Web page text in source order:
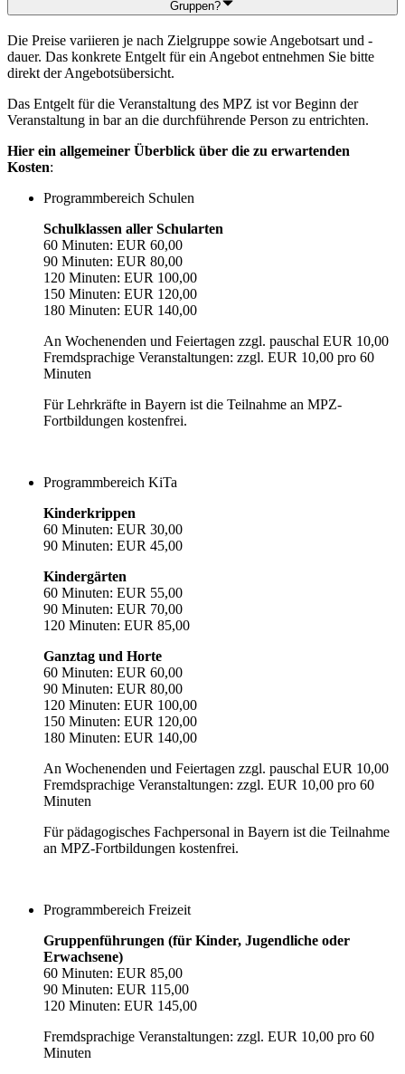
Gruppen?
Die Preise variieren je nach Zielgruppe sowie Angebotsart und -
dauer. Das konkrete Entgelt für ein Angebot entnehmen Sie bitte
direkt der Angebotsübersicht.
Das Entgelt für die Veranstaltung des MPZ ist vor Beginn der
Veranstaltung in bar an die durchführende Person zu entrichten.
Hier ein allgemeiner Überblick über die zu erwartenden
Kosten:
Programmbereich Schulen
Schulklassen aller Schularten
60 Minuten: EUR 60,00
90 Minuten: EUR 80,00
120 Minuten: EUR 100,00
150 Minuten: EUR 120,00
180 Minuten: EUR 140,00
An Wochenenden und Feiertagen zzgl. pauschal EUR 10,00
Fremdsprachige Veranstaltungen: zzgl. EUR 10,00 pro 60
Minuten
Für Lehrkräfte in Bayern ist die Teilnahme an MPZ-
Fortbildungen kostenfrei.
Programmbereich KiTa
Kinderkrippen
60 Minuten: EUR 30,00
90 Minuten: EUR 45,00
Kindergärten
60 Minuten: EUR 55,00
90 Minuten: EUR 70,00
120 Minuten: EUR 85,00
Ganztag und Horte
60 Minuten: EUR 60,00
90 Minuten: EUR 80,00
120 Minuten: EUR 100,00
150 Minuten: EUR 120,00
180 Minuten: EUR 140,00
An Wochenenden und Feiertagen zzgl. pauschal EUR 10,00
Fremdsprachige Veranstaltungen: zzgl. EUR 10,00 pro 60
Minuten
Für pädagogisches Fachpersonal in Bayern ist die Teilnahme
an MPZ-Fortbildungen kostenfrei.
Programmbereich Freizeit
Gruppenführungen (für Kinder, Jugendliche oder
Erwachsene)
60 Minuten: EUR 85,00
90 Minuten: EUR 115,00
120 Minuten: EUR 145,00
Fremdsprachige Veranstaltungen: zzgl. EUR 10,00 pro 60
Minuten